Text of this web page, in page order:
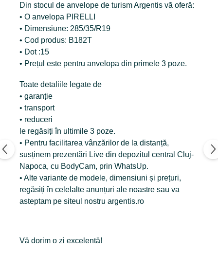
Din stocul de anvelope de turism Argentis vă oferă:
• O anvelopa PIRELLI
• Dimensiune: 285/35/R19
• Cod produs: B182T
• Dot :15
• Prețul este pentru anvelopa din primele 3 poze.
Toate detaliile legate de
• garanție
• transport
• reduceri
le regăsiți în ultimile 3 poze.
• Pentru facilitarea vânzărilor de la distanță,
susținem prezentări Live din depozitul central Cluj-
Napoca, cu BodyCam, prin WhatsUp.
• Alte variante de modele, dimensiuni și prețuri,
regăsiți în celelalte anunțuri ale noastre sau va
asteptam pe siteul nostru argentis.ro
Vă dorim o zi excelentă!